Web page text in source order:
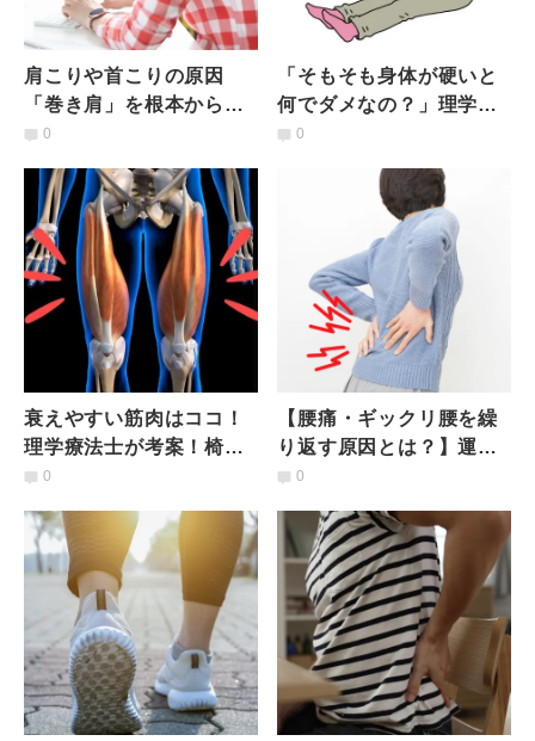
肩こりや首こりの原因
「巻き肩」を根本から効
率よく改善【理学療法士
テップ】
0
「そもそも身体が硬いと
何でダメなの？」理学療
法士が分かりやすく【５
0
衰えやすい筋肉はココ！
理学療法士が考案！椅子
を使った「大腿四頭筋」
0
【腰痛・ギックリ腰を繰
り返す原因とは？】運動
なしで改善！理学療法士
作」
0